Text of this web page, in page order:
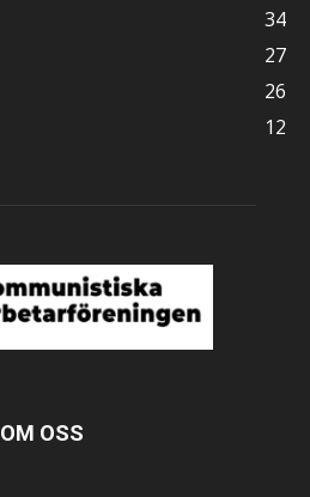
34
27
26
12
OM OSS